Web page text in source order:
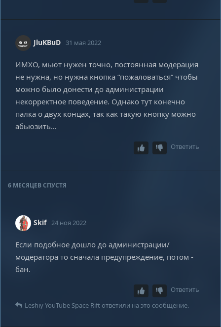
JluKBuD 31 мая 2022
ИМХО, мьют нужен точно, постоянная модерация
не нужна, но нужна кнопка “пожаловаться” чтобы
можно было донести до администрации
некорректное поведение. Однако тут конечно
палка о двух концах, так как такую кнопку можно
абьюзить…
Ответить
6 МЕСЯЦЕВ СПУСТЯ
Skif 24 ноя 2022
Если подобное дошло до администрации/
модератора то сначала предупреждение, потом -
бан.
Ответить
Leshiy YouTube Space Rift ответили на это сообщение.